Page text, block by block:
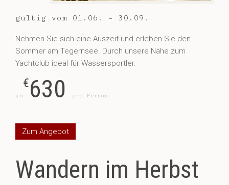
gültig vom 01.06. - 30.09.
Nehmen Sie sich eine Auszeit und erleben Sie den
Sommer am Tegernsee. Durch unsere Nähe zum
Yachtclub ideal für Wassersportler.
ab
€630 pro Person
Zum Angebot
Wandern im Herbst